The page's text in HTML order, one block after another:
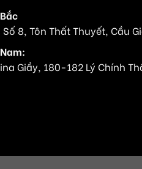
8, Tôn Thất Thuyết, Cầu
Giầy, 180-182 Lý Chính